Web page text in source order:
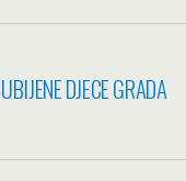
DJECE GRADA